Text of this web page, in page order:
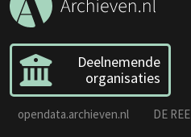
Deelnemende
organisaties
opendata.archieven.nl DE REE